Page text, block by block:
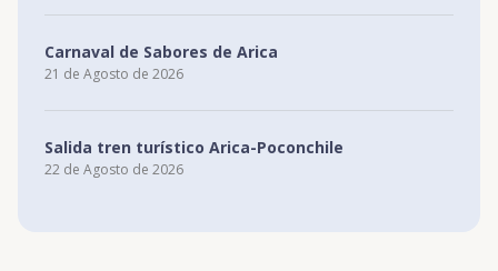
Carnaval de Sabores de Arica
21 de Agosto de 2026
Salida tren turístico Arica-Poconchile
22 de Agosto de 2026